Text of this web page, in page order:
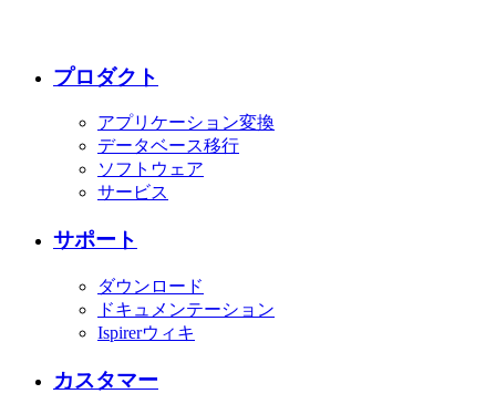
プロダクト
アプリケーション変換
データベース移行
ソフトウェア
サービス
サポート
ダウンロード
ドキュメンテーション
Ispirerウィキ
カスタマー